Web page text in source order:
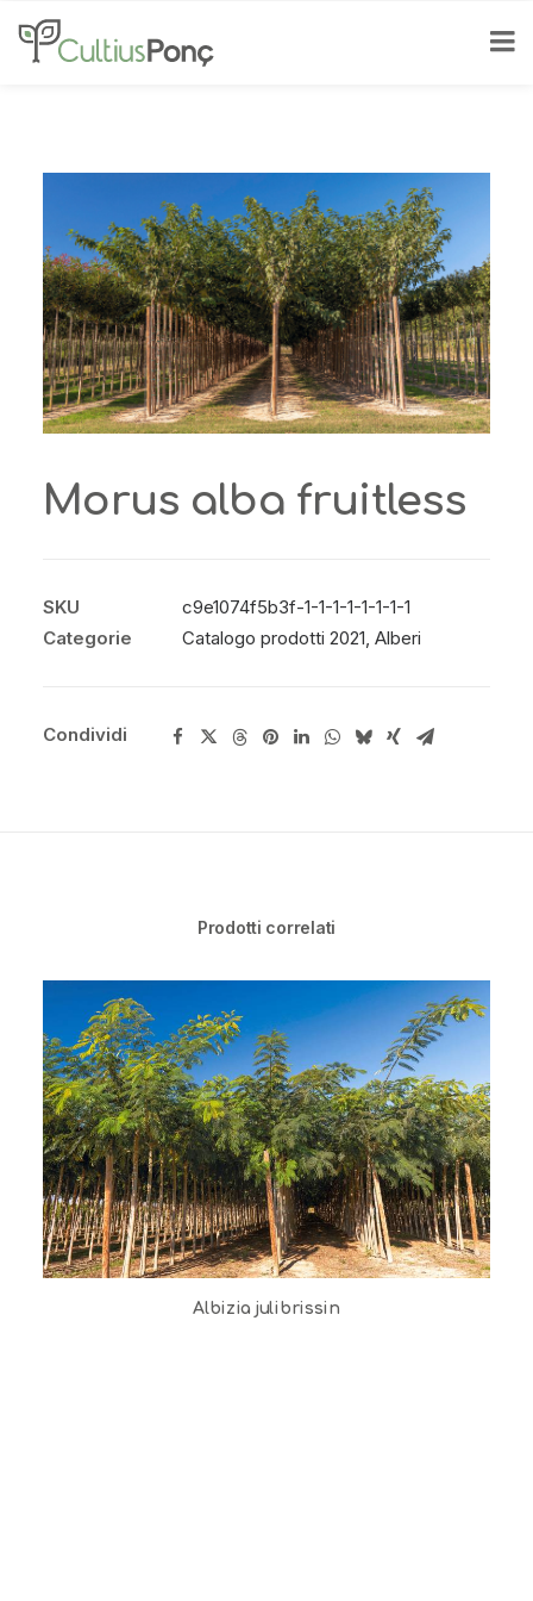
Morus alba fruitless
SKU
c9e1074f5b3f-1-1-1-1-1-1-1-1
Categorie
Catalogo prodotti 2021, Alberi
Condividi
Prodotti correlati
Albizia julibrissin